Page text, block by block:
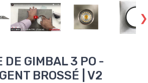
DE GIMBAL 3 PO -
BROSSÉ | V2